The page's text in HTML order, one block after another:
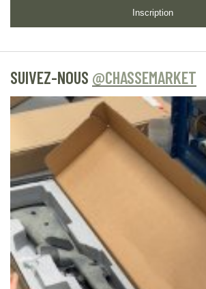
Inscription
SUIVEZ-NOUS @CHASSEMARKET